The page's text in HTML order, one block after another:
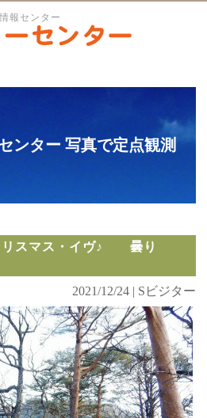
報センター
ンター 写真で定点観測
リスマス・イヴ♪ 曇り
2021/12/24 | Sビジター